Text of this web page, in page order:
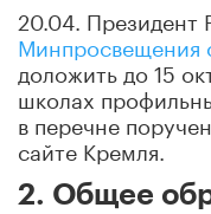
20.04.
Минпросвещения
доложить до 15
школах
в перечне
сайте Кремля.
2. Общее